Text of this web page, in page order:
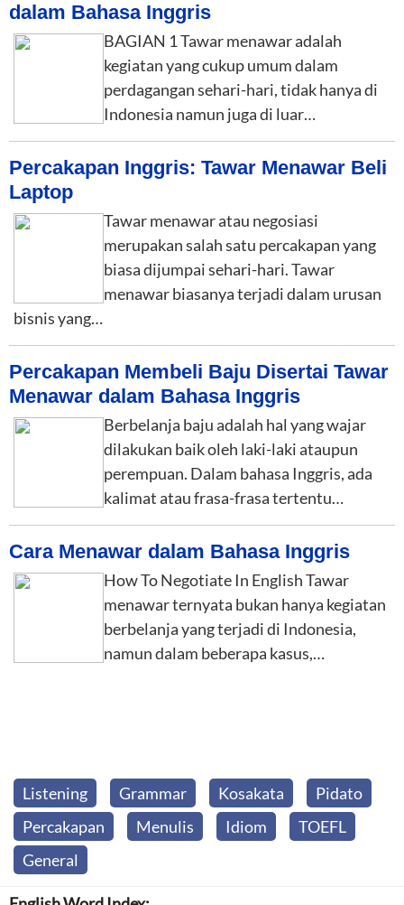
dalam Bahasa Inggris
BAGIAN 1 Tawar menawar adalah
kegiatan yang cukup umum dalam
perdagangan sehari-hari, tidak hanya di
Indonesia namun juga di luar…
Percakapan Inggris: Tawar Menawar Beli
Laptop
Tawar menawar atau negosiasi
merupakan salah satu percakapan yang
biasa dijumpai sehari-hari. Tawar
menawar biasanya terjadi dalam urusan
bisnis yang…
Percakapan Membeli Baju Disertai Tawar
Menawar dalam Bahasa Inggris
Berbelanja baju adalah hal yang wajar
dilakukan baik oleh laki-laki ataupun
perempuan. Dalam bahasa Inggris, ada
kalimat atau frasa-frasa tertentu…
Cara Menawar dalam Bahasa Inggris
How To Negotiate In English Tawar
menawar ternyata bukan hanya kegiatan
berbelanja yang terjadi di Indonesia,
namun dalam beberapa kasus,…
Listening Grammar Kosakata
Pidato
Percakapan
Menulis Idiom
TOEFL
General